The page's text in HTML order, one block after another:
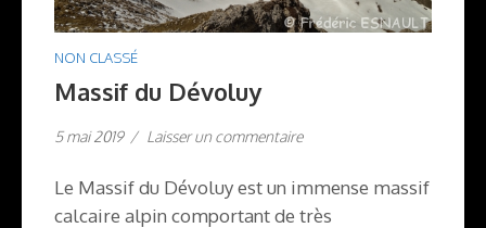
NON CLASSÉ
Massif du Dévoluy
5 mai 2019 / Laisser un commentaire
Le Massif du Dévoluy est un immense massif
calcaire alpin comportant de très